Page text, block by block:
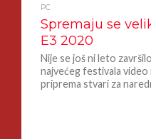
PC
Spremaju se
E3 2020
Nije se još ni leto
najvećeg festivala video
priprema stvari za